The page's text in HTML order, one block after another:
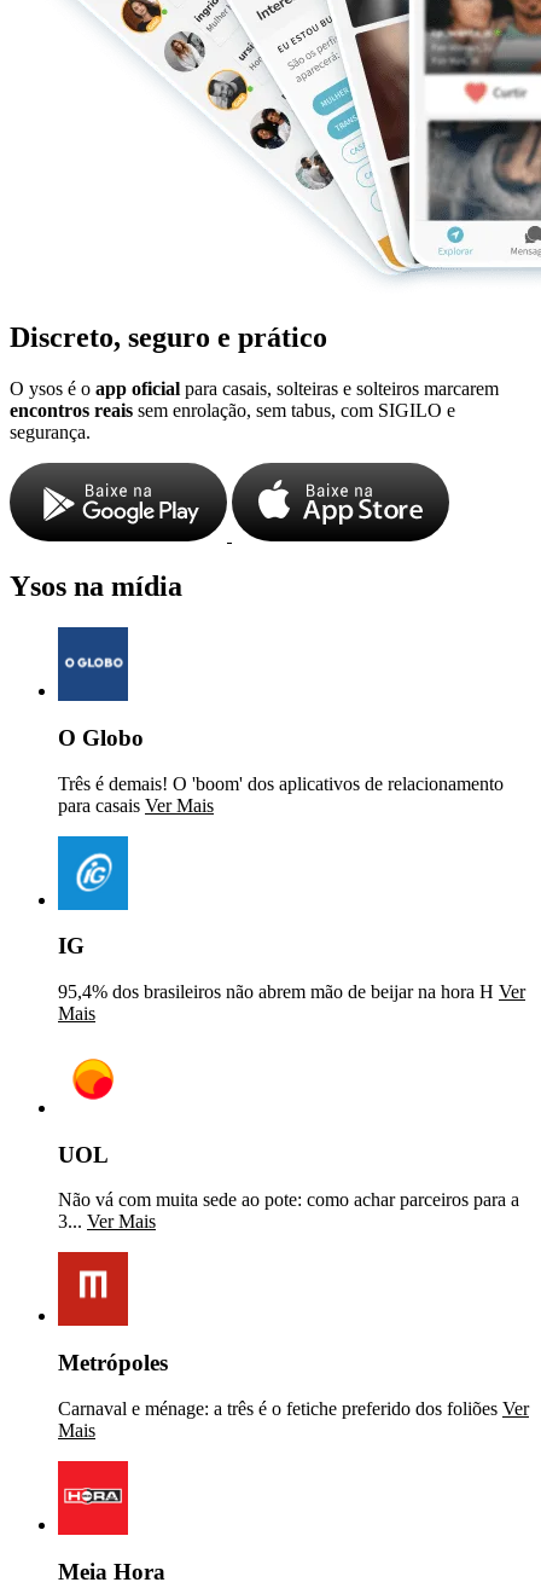
Discreto, seguro e prático
O ysos é o app oficial para casais, solteiras e solteiros marcarem
encontros reais sem enrolação, sem tabus, com SIGILO e
segurança.
Ysos na mídia
O Globo
Três é demais! O 'boom' dos aplicativos de relacionamento
para casais Ver Mais
IG
95,4% dos brasileiros não abrem mão de beijar na hora H Ver
Mais
UOL
Não vá com muita sede ao pote: como achar parceiros para a
3... Ver Mais
Metrópoles
Carnaval e ménage: a três é o fetiche preferido dos foliões Ver
Mais
Meia Hora